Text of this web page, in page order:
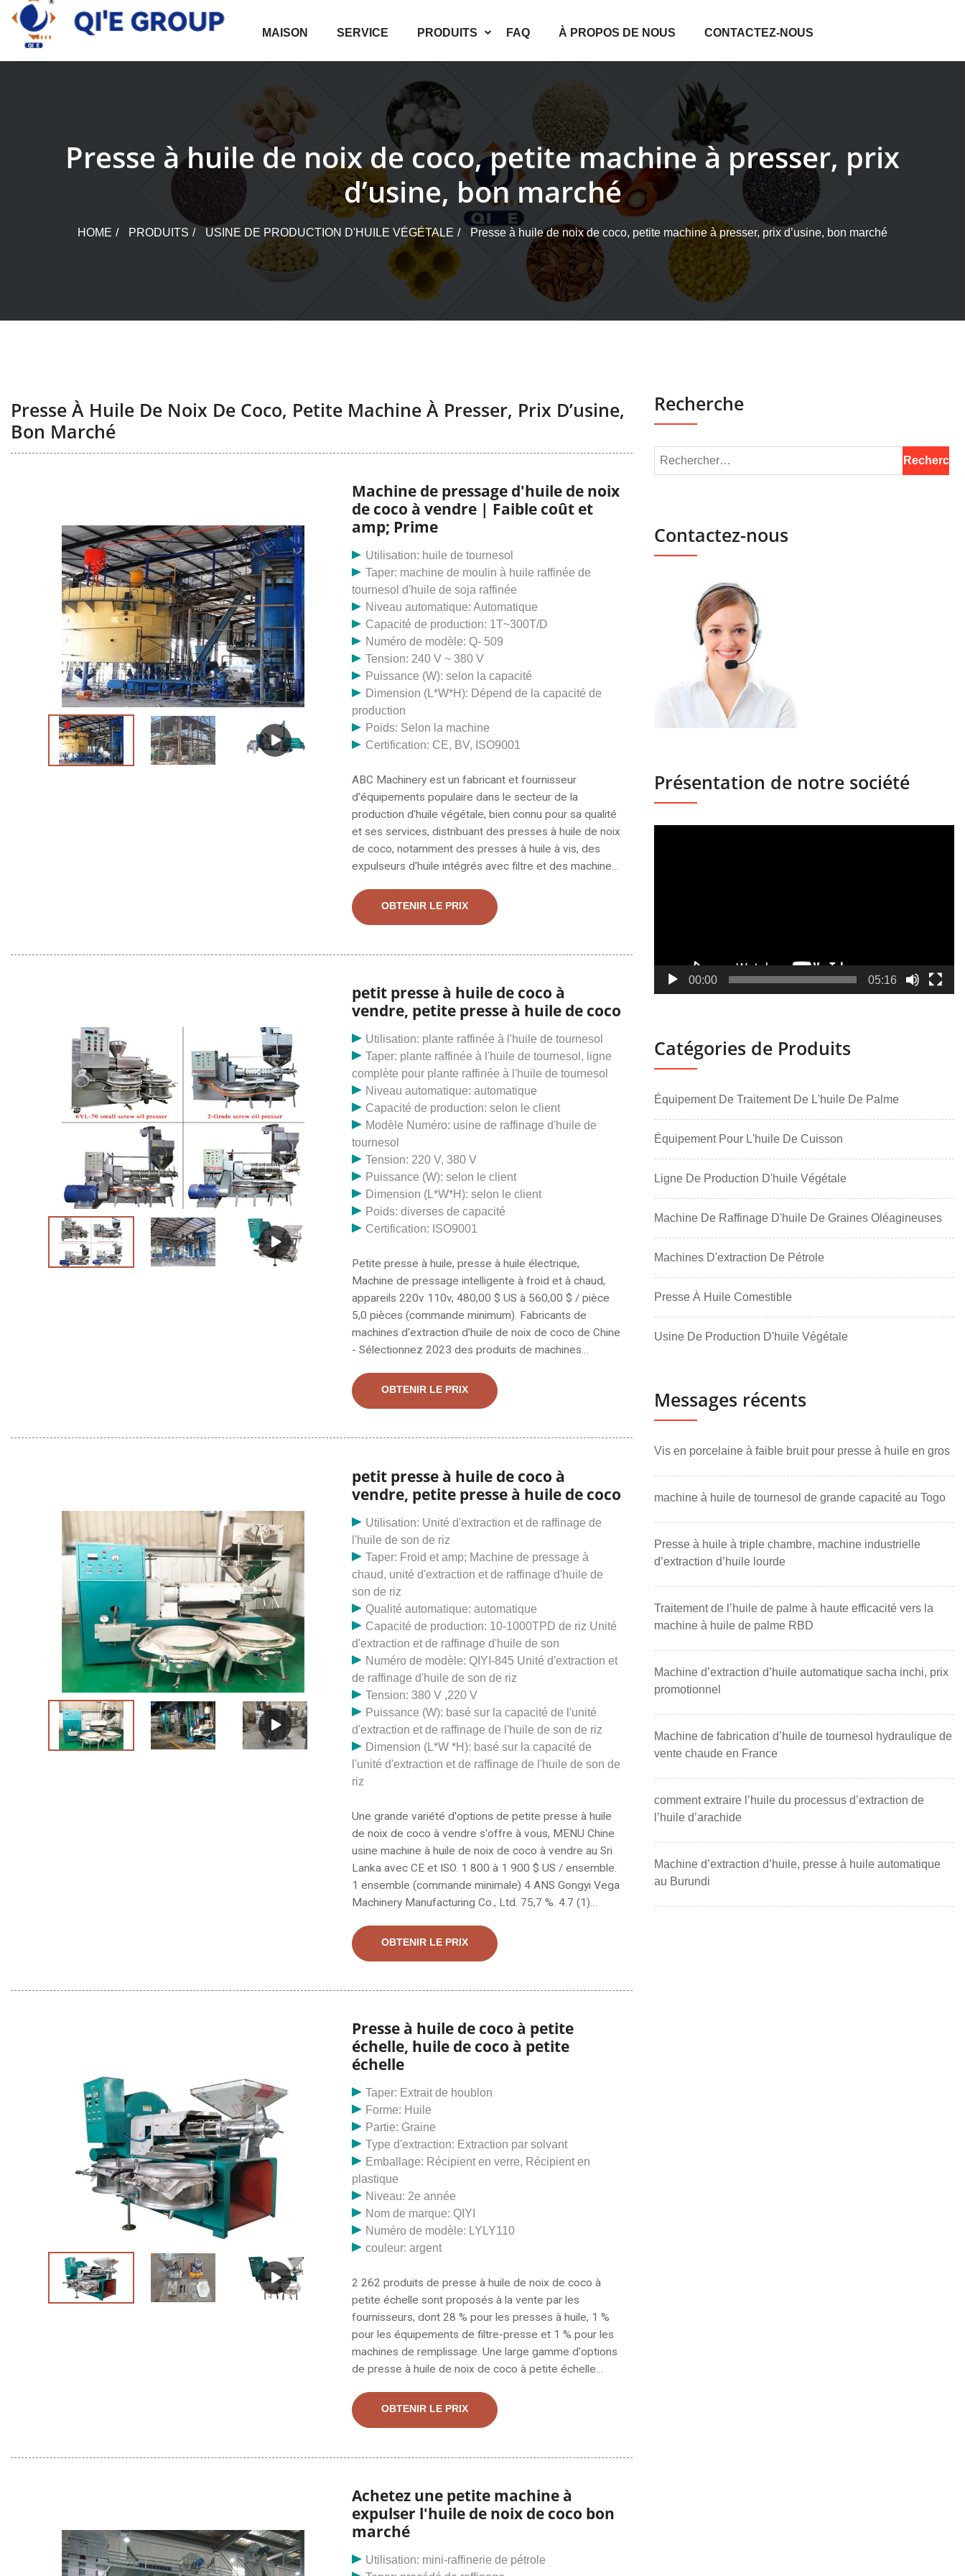
Skip
content
MAISON SERVICE PRODUITS FAQ À PROPOS DE NOUS CONTACTEZ-NOUS
Presse à huile de noix de coco, petite machine à presser, prix
d’usine, bon marché
HOME PRODUITS USINE DE PRODUCTION D'HUILE VÉGÉTALE Presse à huile de noix de coco, petite machine à presser, prix d’usine, bon marché
Presse À Huile De Noix De Coco, Petite Machine À Presser, Prix D’usine,
Bon Marché
Machine de pressage d'huile de noix
de coco à vendre | Faible coût et
amp; Prime
Utilisation: huile de tournesol
Taper: machine de moulin à huile raffinée de
tournesol d'huile de soja raffinée
Niveau automatique: Automatique
Capacité de production: 1T~300T/D
Numéro de modèle: Q- 509
Tension: 240 V ~ 380 V
Puissance (W): selon la capacité
Dimension (L*W*H): Dépend de la capacité de
production
Poids: Selon la machine
Certification: CE, BV, ISO9001
ABC Machinery est un fabricant et fournisseur
d'équipements populaire dans le secteur de la
production d'huile végétale, bien connu pour sa qualité
et ses services, distribuant des presses à huile de noix
de coco, notamment des presses à huile à vis, des
expulseurs d'huile intégrés avec filtre et des machines
distribuons également des solutions de projet clé en
main pour une usine complète de production d'huile de
noix de coco Nouvelles machines de conception pour
noix de coco Facile à utiliser Jusqu'à 5 ans de garantie
180,00 $ à 220,00 $ US / pièce p>
OBTENIR LE PRIX
petit presse à huile de coco à
vendre, petite presse à huile de coco
Utilisation: plante raffinée à l'huile de tournesol
Taper: plante raffinée à l'huile de tournesol, ligne
complète pour plante raffinée à l'huile de tournesol
Niveau automatique: automatique
Capacité de production: selon le client
Modèle Numéro: usine de raffinage d'huile de
tournesol
Tension: 220 V, 380 V
Puissance (W): selon le client
Dimension (L*W*H): selon le client
Poids: diverses de capacité
Certification: ISO9001
Petite presse à huile, presse à huile électrique,
Machine de pressage intelligente à froid et à chaud,
appareils 220v 110v, 480,00 $ US à 560,00 $ / pièce
5,0 pièces (commande minimum). Fabricants de
machines d'extraction d'huile de noix de coco de Chine
- Sélectionnez 2023 des produits de machines
meilleur prix auprès de fabricants chinois certifiés de
machines à huile, de fournisseurs de presses à huile,
OBTENIR LE PRIX
petit presse à huile de coco à
vendre, petite presse à huile de coco
Utilisation: Unité d'extraction et de raffinage de
l'huile de son de riz
Taper: Froid et amp; Machine de pressage à
chaud, unité d'extraction et de raffinage d'huile de
son de riz
Qualité automatique: automatique
Capacité de production: 10-1000TPD de riz Unité
d'extraction et de raffinage d'huile de son
Numéro de modèle: QIYI-845 Unité d'extraction et
de raffinage d'huile de son de riz
Tension: 380 V ,220 V
Puissance (W): basé sur la capacité de l'unité
d'extraction et de raffinage de l'huile de son de riz
Dimension (L*W *H): basé sur la capacité de
l'unité d'extraction et de raffinage de l'huile de son de
riz
Une grande variété d'options de petite presse à huile
de noix de coco à vendre s'offre à vous, MENU Chine
usine machine à huile de noix de coco à vendre au Sri
Lanka avec CE et ISO. 1 800 à 1 900 $ US / ensemble.
1 ensemble (commande minimale) 4 ANS Gongyi Vega
Machinery Manufacturing Co., Ltd. 75,7 %. 4.7 (1)
coco approuvée CE. 3 580 $ US à 3 780 $ / ensemble.
1 ensemble (commande minimum) 5 ans Nanyang City
usine à petite échelle vente d'huile de noix de coco
chaude et froide machine de presse à huile de noix de
coco. Jusqu'à 5 ans de garantie. 1 115 $ US / pièce. 1
pièce (commande minimale) 2 ANS Hunan Canfo
« Service client » Contacter le fournisseur. Presse à
huile automatique d'usine 2023, presseur d'huile de
moutarde, huile de noix de coco
OBTENIR LE PRIX
Presse à huile de coco à petite
échelle, huile de coco à petite
échelle
Taper: Extrait de houblon
Forme: Huile
Partie: Graine
Type d'extraction: Extraction par solvant
Emballage: Récipient en verre, Récipient en
plastique
Niveau: 2e année
Nom de marque: QIYI
Numéro de modèle: LYLY110
couleur: argent
2 262 produits de presse à huile de noix de coco à
petite échelle sont proposés à la vente par les
fournisseurs, dont 28 % pour les presses à huile, 1 %
pour les équipements de filtre-presse et 1 % pour les
machines de remplissage. Une large gamme d'options
de presse à huile de noix de coco à petite échelle
pouvez également choisir parmi une presse à huile de
noix de coco à petite échelle au Pakistan et en Afrique
est une vente chaude ces dernières années, en
comestible à petite échelle. Il s'agit d'un ensemble de
machines de production d'huile semi-automatique qui
relie chaque équipement de traitement de noix de
coco, y compris une tamiseuse, un cuiseur, une presse
à huile et un filtre, et convoyeurs.C'est une unité
OBTENIR LE PRIX
Achetez une petite machine à
expulser l'huile de noix de coco bon
marché
Utilisation: mini-raffinerie de pétrole
Recherche
Contactez-nous
Présentation de notre société
00:00 05:16
Catégories de Produits
Équipement De Traitement De L'huile De Palme
Équipement Pour L'huile De Cuisson
Ligne De Production D'huile Végétale
Machine De Raffinage D'huile De Graines Oléagineuses
Machines D'extraction De Pétrole
Presse À Huile Comestible
Usine De Production D'huile Végétale
Messages récents
Vis en porcelaine à faible bruit pour presse à huile en gros
machine à huile de tournesol de grande capacité au Togo
Presse à huile à triple chambre, machine industrielle
d’extraction d’huile lourde
Traitement de l’huile de palme à haute efficacité vers la
machine à huile de palme RBD
Machine d’extraction d’huile automatique sacha inchi, prix
promotionnel
Machine de fabrication d’huile de tournesol hydraulique de
vente chaude en France
comment extraire l’huile du processus d’extraction de
l’huile d’arachide
Machine d’extraction d’huile, presse à huile automatique
au Burundi